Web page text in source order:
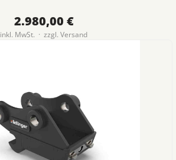
2.980,00 €
inkl. MwSt. · zzgl. Versand